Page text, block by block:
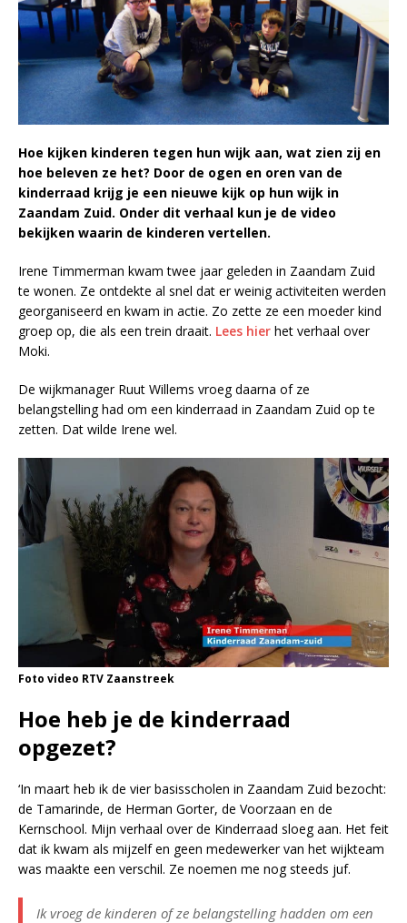
Hoe kijken kinderen tegen hun wijk aan, wat zien zij en
hoe beleven ze het? Door de ogen en oren van de
kinderraad krijg je een nieuwe kijk op hun wijk in
Zaandam Zuid. Onder dit verhaal kun je de video
bekijken waarin de kinderen vertellen.
Irene Timmerman kwam twee jaar geleden in Zaandam Zuid
te wonen. Ze ontdekte al snel dat er weinig activiteiten werden
georganiseerd en kwam in actie. Zo zette ze een moeder kind
groep op, die als een trein draait. Lees hier het verhaal over
Moki.
De wijkmanager Ruut Willems vroeg daarna of ze
belangstelling had om een kinderraad in Zaandam Zuid op te
zetten. Dat wilde Irene wel.
Foto video RTV Zaanstreek
Hoe heb je de kinderraad
opgezet?
‘In maart heb ik de vier basisscholen in Zaandam Zuid bezocht:
de Tamarinde, de Herman Gorter, de Voorzaan en de
Kernschool. Mijn verhaal over de Kinderraad sloeg aan. Het feit
dat ik kwam als mijzelf en geen medewerker van het wijkteam
was maakte een verschil. Ze noemen me nog steeds juf.
Ik vroeg de kinderen of ze belangstelling hadden om een